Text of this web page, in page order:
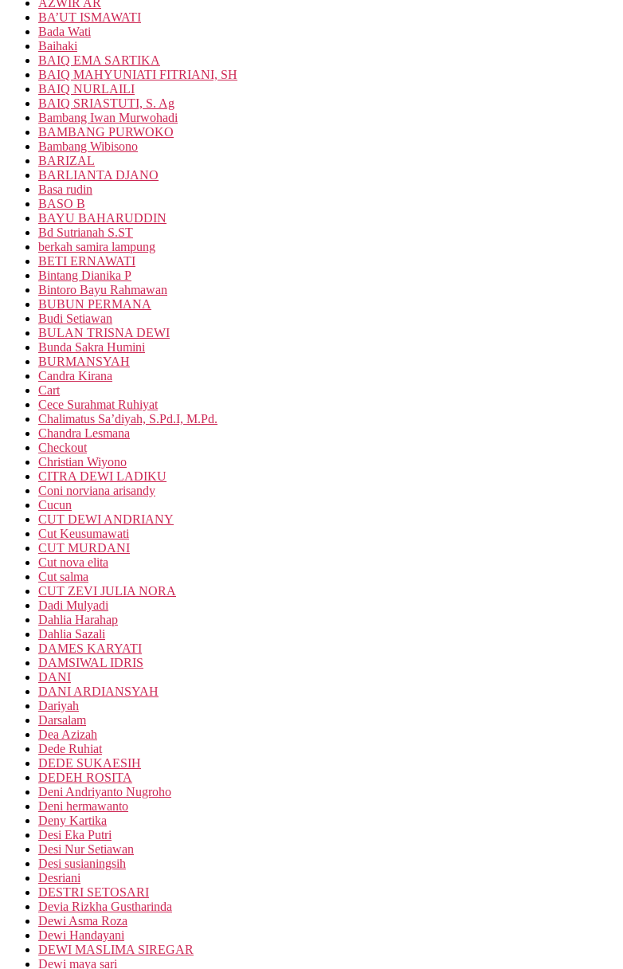
AZWIR AR
BA’UT ISMAWATI
Bada Wati
Baihaki
BAIQ EMA SARTIKA
BAIQ MAHYUNIATI FITRIANI, SH
BAIQ NURLAILI
BAIQ SRIASTUTI, S. Ag
Bambang Iwan Murwohadi
BAMBANG PURWOKO
Bambang Wibisono
BARIZAL
BARLIANTA DJANO
Basa rudin
BASO B
BAYU BAHARUDDIN
Bd Sutrianah S.ST
berkah samira lampung
BETI ERNAWATI
Bintang Dianika P
Bintoro Bayu Rahmawan
BUBUN PERMANA
Budi Setiawan
BULAN TRISNA DEWI
Bunda Sakra Humini
BURMANSYAH
Candra Kirana
Cart
Cece Surahmat Ruhiyat
Chalimatus Sa’diyah, S.Pd.I, M.Pd.
Chandra Lesmana
Checkout
Christian Wiyono
CITRA DEWI LADIKU
Coni norviana arisandy
Cucun
CUT DEWI ANDRIANY
Cut Keusumawati
CUT MURDANI
Cut nova elita
Cut salma
CUT ZEVI JULIA NORA
Dadi Mulyadi
Dahlia Harahap
Dahlia Sazali
DAMES KARYATI
DAMSIWAL IDRIS
DANI
DANI ARDIANSYAH
Dariyah
Darsalam
Dea Azizah
Dede Ruhiat
DEDE SUKAESIH
DEDEH ROSITA
Deni Andriyanto Nugroho
Deni hermawanto
Deny Kartika
Desi Eka Putri
Desi Nur Setiawan
Desi susianingsih
Desriani
DESTRI SETOSARI
Devia Rizkha Gustharinda
Dewi Asma Roza
Dewi Handayani
DEWI MASLIMA SIREGAR
Dewi maya sari